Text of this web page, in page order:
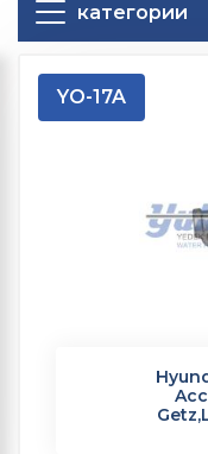
категории
YO-17A